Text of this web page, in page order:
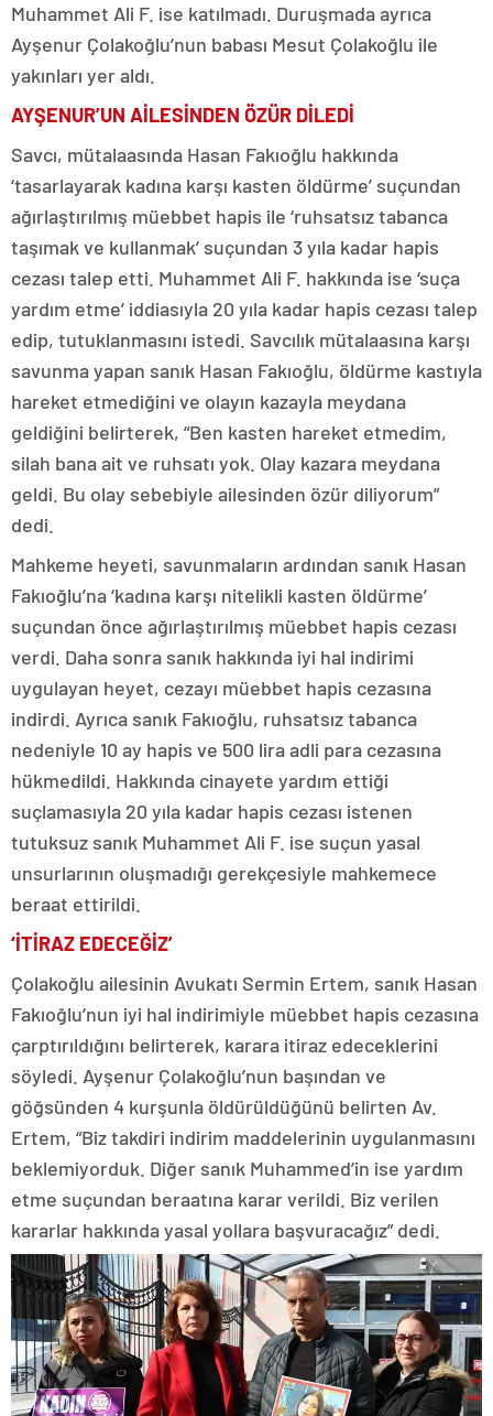
Muhammet Ali F. ise katılmadı. Duruşmada ayrıca
Ayşenur Çolakoğlu’nun babası Mesut Çolakoğlu ile
yakınları yer aldı.
AYŞENUR’UN AİLESİNDEN ÖZÜR DİLEDİ
Savcı, mütalaasında Hasan Fakıoğlu hakkında
‘tasarlayarak kadına karşı kasten öldürme’ suçundan
ağırlaştırılmış müebbet hapis ile ‘ruhsatsız tabanca
taşımak ve kullanmak’ suçundan 3 yıla kadar hapis
cezası talep etti. Muhammet Ali F. hakkında ise ‘suça
yardım etme’ iddiasıyla 20 yıla kadar hapis cezası talep
edip, tutuklanmasını istedi. Savcılık mütalaasına karşı
savunma yapan sanık Hasan Fakıoğlu, öldürme kastıyla
hareket etmediğini ve olayın kazayla meydana
geldiğini belirterek, “Ben kasten hareket etmedim,
silah bana ait ve ruhsatı yok. Olay kazara meydana
geldi. Bu olay sebebiyle ailesinden özür diliyorum”
dedi.
Mahkeme heyeti, savunmaların ardından sanık Hasan
Fakıoğlu’na ‘kadına karşı nitelikli kasten öldürme’
suçundan önce ağırlaştırılmış müebbet hapis cezası
verdi. Daha sonra sanık hakkında iyi hal indirimi
uygulayan heyet, cezayı müebbet hapis cezasına
indirdi. Ayrıca sanık Fakıoğlu, ruhsatsız tabanca
nedeniyle 10 ay hapis ve 500 lira adli para cezasına
hükmedildi. Hakkında cinayete yardım ettiği
suçlamasıyla 20 yıla kadar hapis cezası istenen
tutuksuz sanık Muhammet Ali F. ise suçun yasal
unsurlarının oluşmadığı gerekçesiyle mahkemece
beraat ettirildi.
‘İTİRAZ EDECEĞİZ’
Çolakoğlu ailesinin Avukatı Sermin Ertem, sanık Hasan
Fakıoğlu’nun iyi hal indirimiyle müebbet hapis cezasına
çarptırıldığını belirterek, karara itiraz edeceklerini
söyledi. Ayşenur Çolakoğlu’nun başından ve
göğsünden 4 kurşunla öldürüldüğünü belirten Av.
Ertem, “Biz takdiri indirim maddelerinin uygulanmasını
beklemiyorduk. Diğer sanık Muhammed’in ise yardım
etme suçundan beraatına karar verildi. Biz verilen
kararlar hakkında yasal yollara başvuracağız” dedi.